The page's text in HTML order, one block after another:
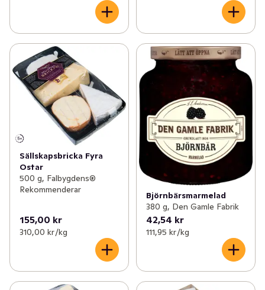
Sällskapsbricka Fyra
Ostar
500 g, Falbygdens®
Rekommenderar
155,00 kr
310,00 kr /kg
Björnbärsmarmelad
380 g, Den Gamle Fabrik
42,54 kr
111,95 kr /kg